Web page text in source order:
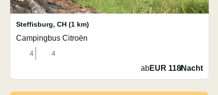
Steffisburg, CH (1 km)
Campingbus Citroën
4 4
abEUR 118/Nacht